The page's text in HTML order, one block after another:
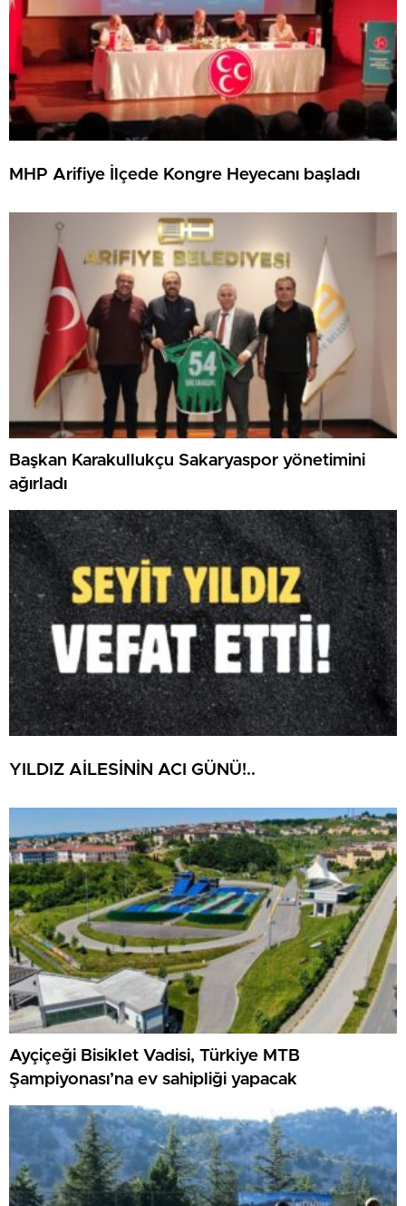
MHP Arifiye İlçede Kongre Heyecanı başladı
Başkan Karakullukçu Sakaryaspor yönetimini
ağırladı
YILDIZ AİLESİNİN ACI GÜNÜ!..
Ayçiçeği Bisiklet Vadisi, Türkiye MTB
Şampiyonası’na ev sahipliği yapacak